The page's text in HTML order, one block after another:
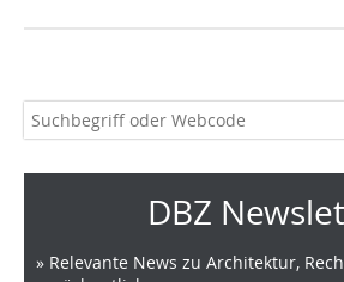
DBZ
» Relevante News zu Architektur,